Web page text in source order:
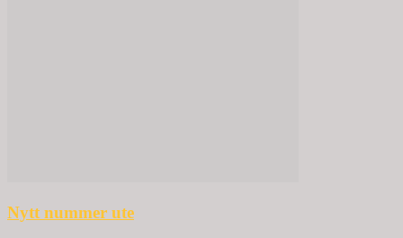
Nytt nummer ute